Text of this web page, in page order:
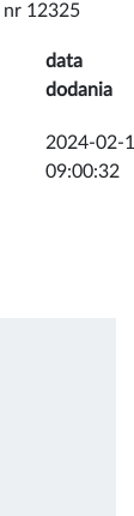
nr 12325
data
dodania
2024-02-
09:00:32